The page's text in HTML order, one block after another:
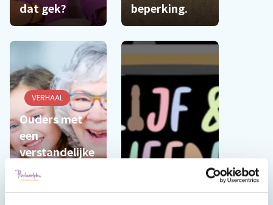
dat gek?
beperking.
VERHAAL
Ouders met
een
verstandelijke
beperking,
oma Irma